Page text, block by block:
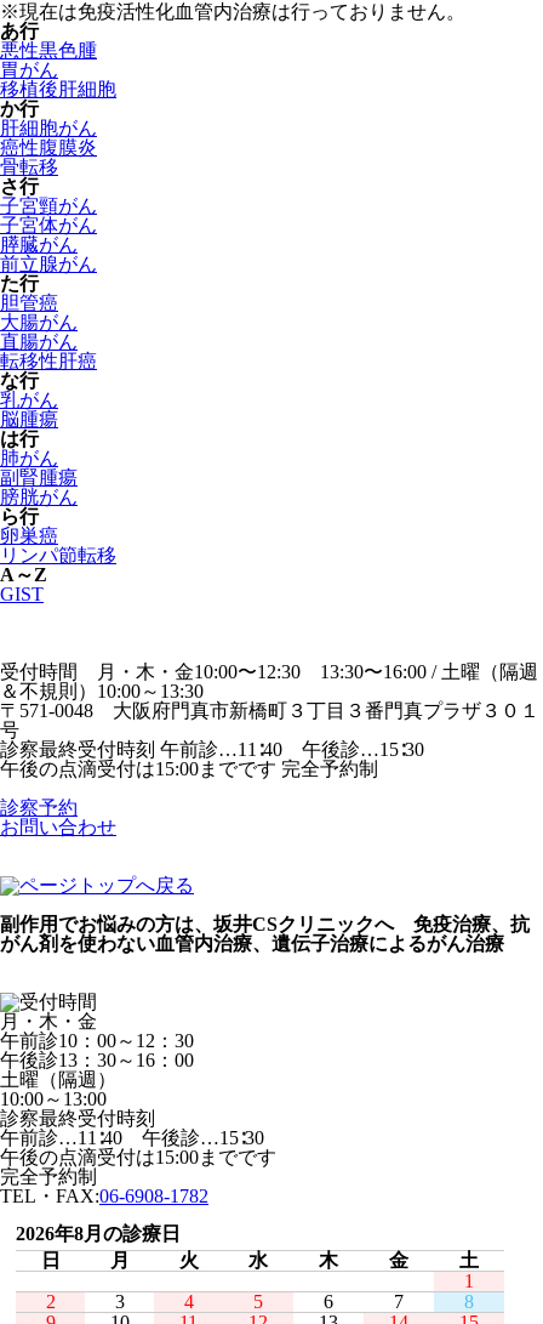
※現在は免疫活性化血管内治療は行っておりません。
あ行
悪性黒色腫
胃がん
移植後肝細胞
か行
肝細胞がん
癌性腹膜炎
骨転移
さ行
子宮頸がん
子宮体がん
膵臓がん
前立腺がん
た行
胆管癌
大腸がん
直腸がん
転移性肝癌
な行
乳がん
脳腫瘍
は行
肺がん
副腎腫瘍
膀胱がん
ら行
卵巣癌
リンパ節転移
A～Z
GIST
受付時間 月・木・金10:00〜12:30 13:30〜16:00 / 土曜（隔週
＆不規則）10:00～13:30
〒571-0048 大阪府門真市新橋町３丁目３番門真プラザ３０１
号
診察最終受付時刻 午前診…11∶40 午後診…15∶30
午後の点滴受付は15:00までです 完全予約制
診察予約
お問い合わせ
副作用でお悩みの方は、坂井CSクリニックへ 免疫治療、抗
がん剤を使わない血管内治療、遺伝子治療によるがん治療
月・木・金
午前診10：00～12：30
午後診13：30～16：00
土曜（隔週）
10:00～13:00
診察最終受付時刻
午前診…11∶40 午後診…15∶30
午後の点滴受付は15:00までです
完全予約制
TEL・FAX:06-6908-1782
2026年8月の診療日
日
月 火 水 木 金
土
1
2
3 4 5 6 7
8